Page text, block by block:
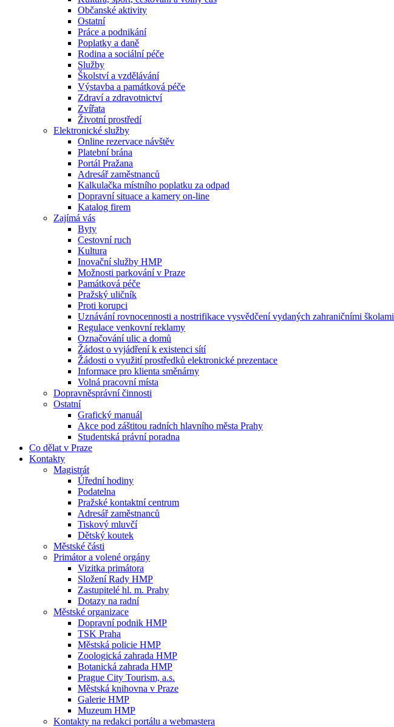
Občanské aktivity
Ostatní
Práce a podnikání
Poplatky a daně
Rodina a sociální péče
Služby
Školství a vzdělávání
Výstavba a památková péče
Zdraví a zdravotnictví
Zvířata
Životní prostředí
Elektronické služby
Online rezervace návštěv
Platební brána
Portál Pražana
Adresář zaměstnanců
Kalkulačka místního poplatku za odpad
Dopravní situace a kamery on-line
Katalog firem
Zajímá vás
Byty
Cestovní ruch
Kultura
Inovační služby HMP
Možnosti parkování v Praze
Památková péče
Pražský uličník
Proti korupci
Uznávání rovnocennosti a nostrifikace vysvědčení vydaných zahraničními školami
Regulace venkovní reklamy
Označování ulic a domů
Žádost o vyjádření k existenci sítí
Žádosti o využití prostředků elektronické prezentace
Informace pro klienta směnárny
Volná pracovní místa
Dopravněsprávní činnosti
Ostatní
Grafický manuál
Akce pod záštitou radních hlavního města Prahy
Studentská právní poradna
Co dělat v Praze
Kontakty
Magistrát
Úřední hodiny
Podatelna
Pražské kontaktní centrum
Adresář zaměstnanců
Tiskový mluvčí
Dětský koutek
Městské části
Primátor a volené orgány
Vizitka primátora
Složení Rady HMP
Zastupitelé hl. m. Prahy
Dotazy na radní
Městské organizace
Dopravní podnik HMP
TSK Praha
Městská policie HMP
Zoologická zahrada HMP
Botanická zahrada HMP
Prague City Tourism, a.s.
Městská knihovna v Praze
Galerie HMP
Muzeum HMP
Kontakty na redakci portálu a webmastera